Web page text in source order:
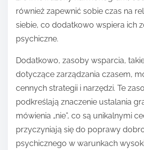
również zapewnić sobie czas na
siebie, co dodatkowo wspiera ich
psychiczne.
Dodatkowo, zasoby wsparcia,
dotyczące zarządzania czasem,
cennych strategii i narzędzi. Te
podkreślają znaczenie ustalania
mówienia „nie”, co są unikalnymi
przyczyniają się do poprawy
psychicznego w warunkach